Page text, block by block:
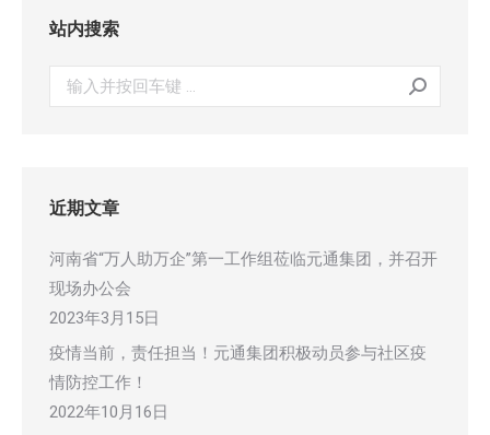
站内搜索
索：
近期文章
河南省“万人助万企”第一工作组莅临元通集团，并召开
现场办公会
2023年3月15日
疫情当前，责任担当！元通集团积极动员参与社区疫
情防控工作！
2022年10月16日